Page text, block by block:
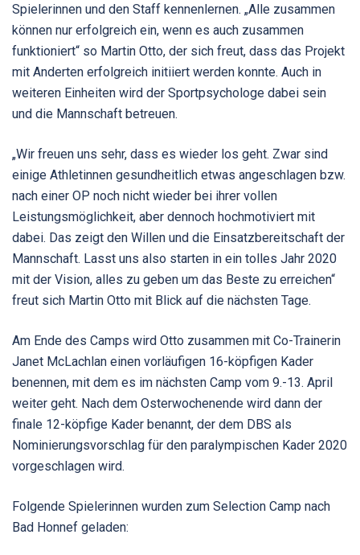
Spielerinnen und den Staff kennenlernen. „Alle zusammen
können nur erfolgreich ein, wenn es auch zusammen
funktioniert“ so Martin Otto, der sich freut, dass das Projekt
mit Anderten erfolgreich initiiert werden konnte. Auch in
weiteren Einheiten wird der Sportpsychologe dabei sein
und die Mannschaft betreuen.
„Wir freuen uns sehr, dass es wieder los geht. Zwar sind
einige Athletinnen gesundheitlich etwas angeschlagen bzw.
nach einer OP noch nicht wieder bei ihrer vollen
Leistungsmöglichkeit, aber dennoch hochmotiviert mit
dabei. Das zeigt den Willen und die Einsatzbereitschaft der
Mannschaft. Lasst uns also starten in ein tolles Jahr 2020
mit der Vision, alles zu geben um das Beste zu erreichen“
freut sich Martin Otto mit Blick auf die nächsten Tage.
Am Ende des Camps wird Otto zusammen mit Co-Trainerin
Janet McLachlan einen vorläufigen 16-köpfigen Kader
benennen, mit dem es im nächsten Camp vom 9.-13. April
weiter geht. Nach dem Osterwochenende wird dann der
finale 12-köpfige Kader benannt, der dem DBS als
Nominierungsvorschlag für den paralympischen Kader 2020
vorgeschlagen wird.
Folgende Spielerinnen wurden zum Selection Camp nach
Bad Honnef geladen: